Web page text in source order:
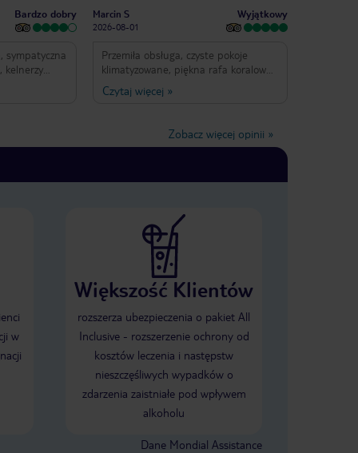
Bardzo dobry
sympatyczna
kelnerzy
Pokoje
Marcin S
2026-08-01
Wyjątkowy
Przemiła obsługa, czyste pokoje
klimatyzowane, piękna rafa koralowa.
Jedzenie w porządku.
Czytaj więcej »
Zobacz więcej opinii »
w
Większość Klientów
rozszerza ubezpieczenia o pakiet All
Inclusive - rozszerzenie ochrony od
kosztów leczenia i następstw
nieszczęśliwych wypadków o
zdarzenia zaistniałe pod wpływem
alkoholu
Dane Mondial Assistance